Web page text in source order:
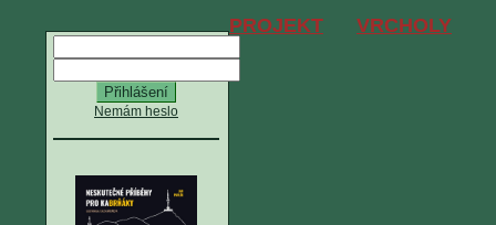
VRCHOLY
PROJEKT
Nemám heslo